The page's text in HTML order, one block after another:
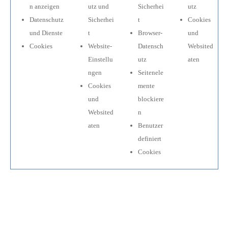
n anzeigen
Datenschutz
und Dienste
Cookies
utz und
Sicherhei
t
Website-
Einstellu
ngen
Cookies
und
Websited
aten
Sicherhei
t
Browser-
Datensch
utz
Seitenele
mente
blockiere
n
Benutzer
definiert
Cookies
utz
Cookies
und
Websited
aten